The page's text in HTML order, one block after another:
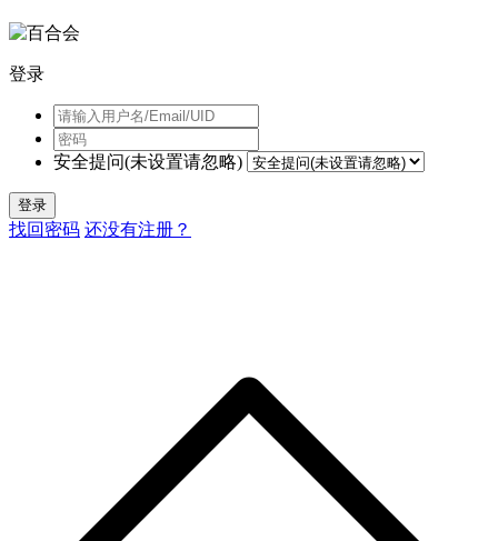
登录
安全提问(未设置请忽略)
登录
找回密码 还没有注册？